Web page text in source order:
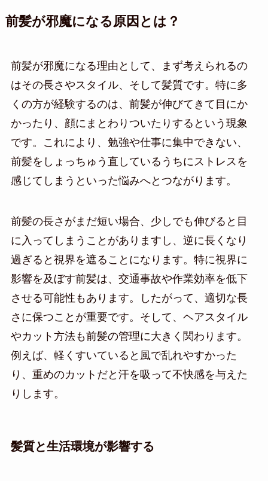
前髪が邪魔になる原因とは？
前髪が邪魔になる理由として、まず考えられるの
はその長さやスタイル、そして髪質です。特に多
くの方が経験するのは、前髪が伸びてきて目にか
かったり、顔にまとわりついたりするという現象
です。これにより、勉強や仕事に集中できない、
前髪をしょっちゅう直しているうちにストレスを
感じてしまうといった悩みへとつながります。
前髪の長さがまだ短い場合、少しでも伸びると目
に入ってしまうことがありますし、逆に長くなり
過ぎると視界を遮ることになります。特に視界に
影響を及ぼす前髪は、交通事故や作業効率を低下
させる可能性もあります。したがって、適切な長
さに保つことが重要です。そして、ヘアスタイル
やカット方法も前髪の管理に大きく関わります。
例えば、軽くすいていると風で乱れやすかった
り、重めのカットだと汗を吸って不快感を与えた
りします。
髪質と生活環境が影響する